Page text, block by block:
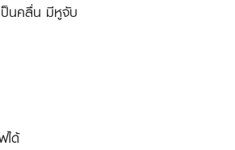
ป็นคลื่น มีหูจับ
ได้